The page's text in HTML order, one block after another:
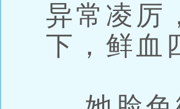
异常凌厉
下，鲜血